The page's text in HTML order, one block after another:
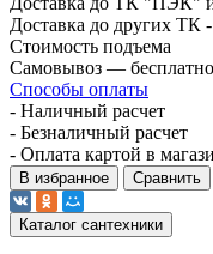
Доставка до других ТК
Стоимость подъема
Самовывоз — бесплатно
Способы оплаты
- Наличный расчет
- Безналичный расчет
- Оплата картой в
В избранное Сравнить
Каталог сантехники